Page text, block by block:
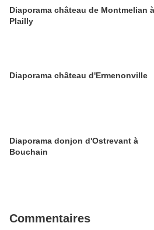
Diaporama château de Montmelian à
Plailly
Diaporama château d'Ermenonville
Diaporama donjon d'Ostrevant à
Bouchain
Commentaires